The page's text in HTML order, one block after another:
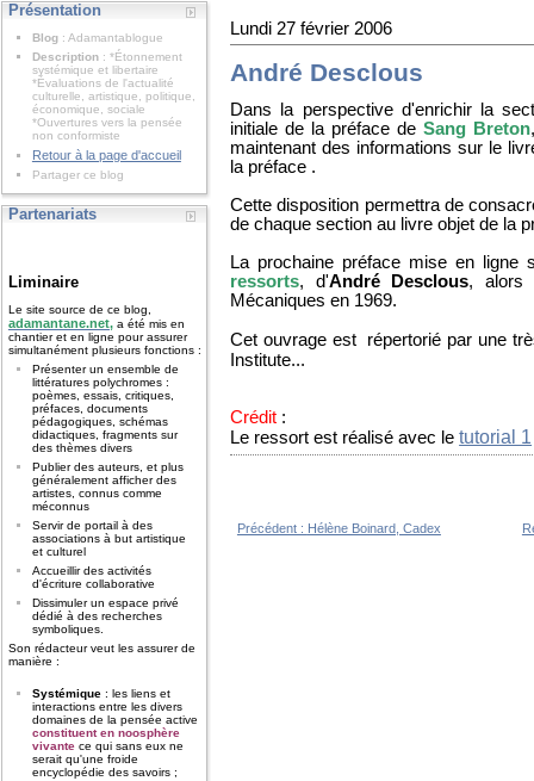
Présentation
Blog: Adamantablogue
Description: *Étonnement
systémique et libertaire
*Évaluations de l'actualité
culturelle, artistique, politique,
économique, sociale
*Ouvertures vers la pensée
non conformiste
Retour à la page d'accueil
Partager ce blog
Partenariats
Liminaire
Le site source de ce blog,
adamantane.net,a été mis en
chantier et en ligne pour assurer
simultanément plusieurs fonctions :
Présenter un ensemble de
littératures polychromes :
poèmes, essais, critiques,
préfaces, documents
pédagogiques, schémas
didactiques, fragments sur
des thèmes divers
Publier des auteurs, et plus
généralement afficher des
artistes, connus comme
méconnus
Servir de portail à des
associations à but artistique
et culturel
Accueillir des activités
d'écriture collaborative
Dissimuler un espace privé
dédié à des recherches
symboliques.
Son rédacteur veut les assurer de
manière :
Systémique: les liens et
interactions entre les divers
domaines de la pensée active
constituent en noosphère
vivantece qui sans eux ne
serait qu'une froide
encyclopédie des savoirs ;
Lundi 27 février 2006
André Desclous
Dans la perspective d'enrichir la
initiale de la préface deSang Breton
maintenant des informations sur le
la préface .
Cette disposition permettra de
de chaque section au livre objet de la
La prochaine préface mise en
ressorts, d'André Desclous, alors
Mécaniques en 1969.
Cet ouvrage est répertorié par une
Institute...
Crédit :
Le ressort est réalisé avec letutorial 1
Précédent : Hélène Boinard, Cadex